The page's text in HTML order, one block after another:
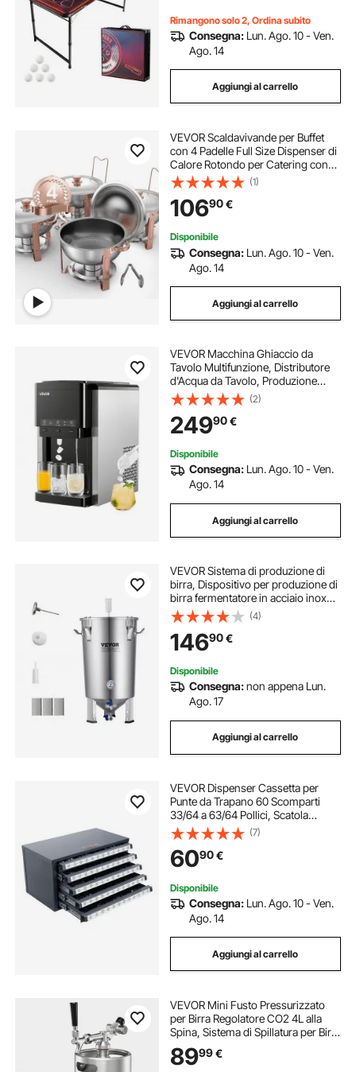
Rimangono solo 2, Ordina subito
Consegna: Lun. Ago. 10 - Ven.
Ago. 14
Aggiungi al carrello
VEVOR Scaldavivande per Buffet
con 4 Padelle Full Size Dispenser di
Calore Rotondo per Catering con
Coperchio, Porta Carburante e
Vaschetta per l'Acqua per
Matrimoni, Feste, Oro Rosa 4,7 L
(1)
10690€
Disponibile
Consegna: Lun. Ago. 10 - Ven.
Ago. 14
Aggiungi al carrello
VEVOR Macchina Ghiaccio da
Tavolo Multifunzione, Distributore
d'Acqua da Tavolo, Produzione
Rapida con Contenitore di
Stoccaggio, Ghiaccio Sferico o
Tritato e Acqua Fredda, per Feste in
Cucina
(2)
24990€
Disponibile
Consegna: Lun. Ago. 10 - Ven.
Ago. 14
Aggiungi al carrello
VEVOR Sistema di produzione di
birra, Dispositivo per produzione di
birra fermentatore in acciaio inox
capienza 30 L, Fermentatore a
secchio per birra, Accessori per
produzione di birra
(4)
14690€
Disponibile
Consegna:non appena Lun.
Ago. 17
Aggiungi al carrello
VEVOR Dispenser Cassetta per
Punte da Trapano 60 Scomparti
33/64 a 63/64 Pollici, Scatola
Cassetti per Punte da Trapano 5
Cassetti per Trapano 37,5x20x20
cm Impilabile Conservazione da
Officina Garage
(7)
6090€
Disponibile
Consegna: Lun. Ago. 10 - Ven.
Ago. 14
Aggiungi al carrello
VEVOR Mini Fusto Pressurizzato
per Birra Regolatore CO2 4L alla
Spina, Sistema di Spillatura per Birra
Artigianale in Acciaio Inox 304 con
Regolatore CO2 per Carbonazione,
8999€